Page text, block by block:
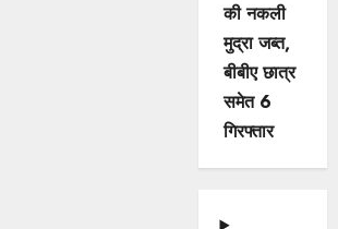
की नकली
मुद्रा जब्त,
बीबीए छात्र
समेत 6
गिरफ्तार